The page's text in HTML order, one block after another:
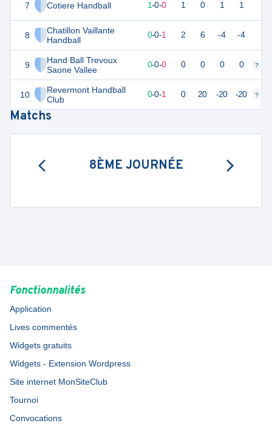
7 Cotiere Handball
8
Chatillon Vaillante
Handball
9
Hand Ball Trevoux
Saone Vallee
10
Revermont Handball
Club
3 1-0-0 1 0 1 1
1 0-0-1 2 6 -4 -4
0 0-0-0 0 0 0 0 ?
0 0-0-1 0 20 -20 -20 ?
Matchs
8ÈME JOURNÉE
Fonctionnalités
Application
Lives commentés
Widgets gratuits
Widgets - Extension Wordpress
Site internet MonSiteClub
Tournoi
Convocations